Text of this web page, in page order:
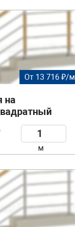
От 13 716 ₽/м
на
и
м